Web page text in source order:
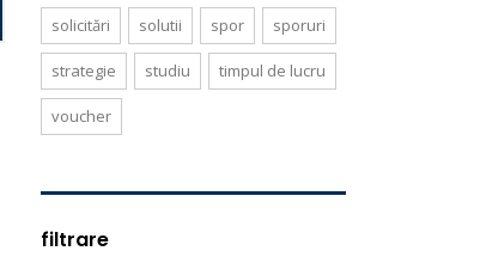
solicitări solutii spor sporuri
strategie studiu timpul de lucru
voucher
filtrare